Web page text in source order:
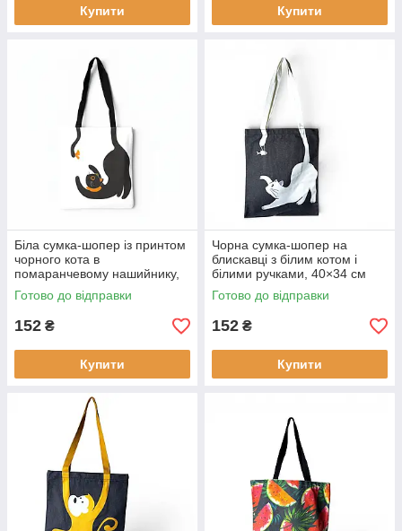
Купити Купити
Біла сумка-шопер із принтом
чорного кота в
помаранчевому нашийнику,
на блискавці, 40x34 см
Готово до відправки
152 ₴
Купити
Чорна сумка-шопер на
блискавці з білим котом і
білими ручками, 40×34 см
Готово до відправки
152 ₴
Купити